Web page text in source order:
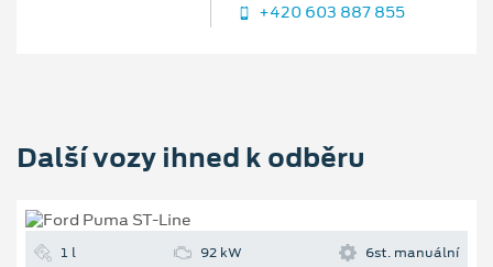
+420 603 887 855
Další vozy ihned k odběru
1 l 92 kW 6st. manuální